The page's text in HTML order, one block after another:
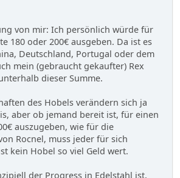
von mir: Ich persönlich würde für
180 oder 200€ ausgeben. Da ist es
Deutschland, Portugal oder dem
mein (gebraucht gekaufter) Rex
dieser Summe.
des Hobels verändern sich ja
aber ob jemand bereit ist, für einen
auszugeben, wie für die
Rocnel, muss jeder für sich
kein Hobel so viel Geld wert.
der Progress in Edelstahl ist,